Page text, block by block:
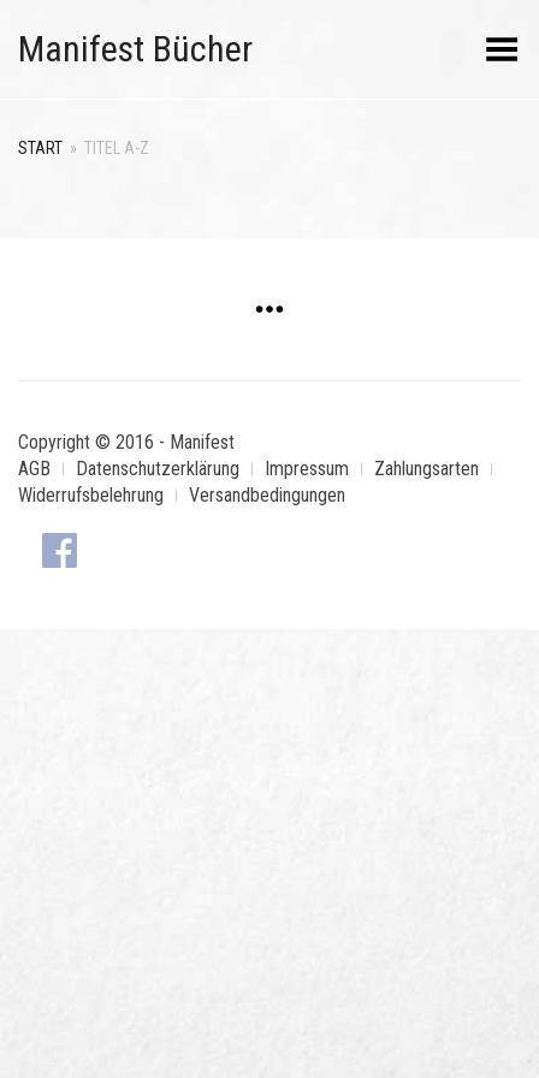
Manifest Bücher Menü umschalten
START » TITEL A-Z
Copyright © 2016 - Manifest
AGB
Datenschutzerklärung Impressum
Zahlungsarten
Widerrufsbelehrung
Versandbedingungen